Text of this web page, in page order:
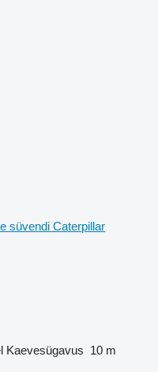
süvendi Caterpillar
Kaevesügavus 10 m